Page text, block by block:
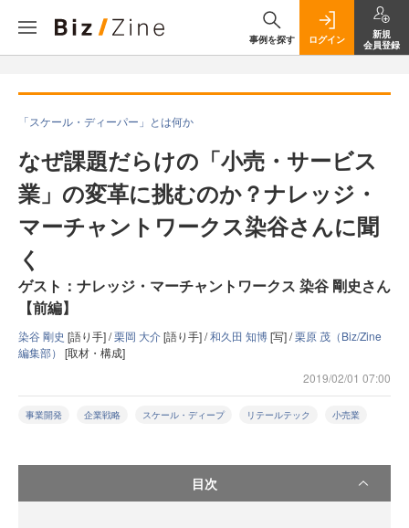
事例を探す ログイン
新規
会員登録
「スケール・ディーパー」とは何か
なぜ課題だらけの「小売・サービス
業」の変革に挑むのか？ナレッジ・
マーチャントワークス染谷さんに聞
く
ゲスト：ナレッジ・マーチャントワークス 染谷 剛史さん
【前編】
染谷 剛史 [語り手] /栗岡 大介[語り手] /和久田 知博[写] /栗原 茂（Biz/Zine
編集部） [取材・構成]
2019/02/01 07:00
事業開発 企業戦略 スケール・ディープ リテールテック 小売業
目次